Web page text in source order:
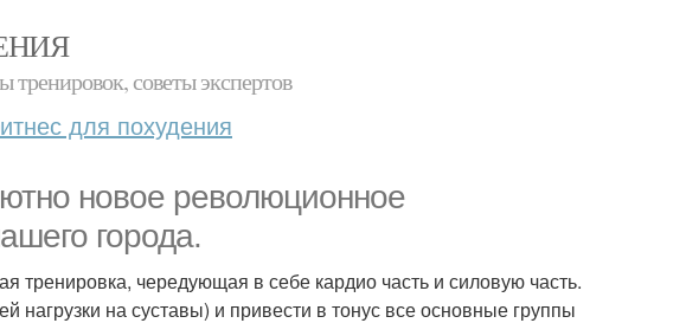
советы экспертов
для похудения
новое революционное
города.
тренировка, чередующая в себе кардио часть и силовую часть.
нагрузки на суставы) и привести в тонус все основные группы